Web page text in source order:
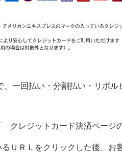
、一回払い・分割払い・リボ
クレジットカード決済ペー
ＲＬをクリックした後、お